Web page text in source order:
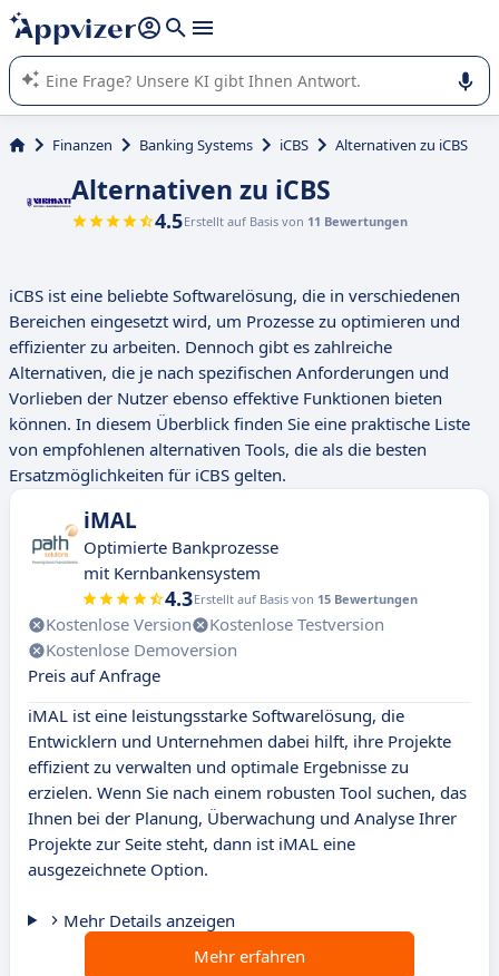
beantworten (mehrere Zeilen mit
Die KI von Appvizer führt Sie bei der Nutzung oder Auswahl
von SaaS-Software in Unternehmen.
Finanzen Banking Systems iCBS Alternativen zu iCBS
Alternativen zu iCBS
4.5Erstellt auf Basis von 11 Bewertungen
iCBS ist eine beliebte Softwarelösung, die in verschiedenen
Bereichen eingesetzt wird, um Prozesse zu optimieren und
effizienter zu arbeiten. Dennoch gibt es zahlreiche
Alternativen, die je nach spezifischen Anforderungen und
Vorlieben der Nutzer ebenso effektive Funktionen bieten
können. In diesem Überblick finden Sie eine praktische Liste
von empfohlenen alternativen Tools, die als die besten
Ersatzmöglichkeiten für iCBS gelten.
iMAL
Optimierte Bankprozesse
mit Kernbankensystem
4.3Erstellt auf Basis von 15 Bewertungen
Kostenlose Version
Kostenlose Testversion
Kostenlose Demoversion
Preis auf Anfrage
iMAL ist eine leistungsstarke Softwarelösung, die
Entwicklern und Unternehmen dabei hilft, ihre Projekte
effizient zu verwalten und optimale Ergebnisse zu
erzielen. Wenn Sie nach einem robusten Tool suchen, das
Ihnen bei der Planung, Überwachung und Analyse Ihrer
Projekte zur Seite steht, dann ist iMAL eine
ausgezeichnete Option.
Mehr Details anzeigen
Mehr erfahren